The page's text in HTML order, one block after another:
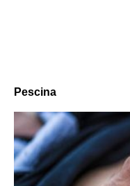
Pescina